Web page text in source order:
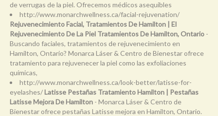
de verrugas de la piel. Ofrecemos médicos asequibles
http://www.monarchwellness.ca/facial-rejuvenation/
Rejuvenecimiento Facial, Tratamientos De Hamilton | El
Rejuvenecimiento De La Piel Tratamientos De Hamilton, Ontario -
Buscando faciales, tratamientos de rejuvenecimiento en
Hamilton, Ontario? Monarca Láser & Centro de Bienestar ofrece
tratamiento para rejuvenecer la piel como las exfoliaciones
químicas,
http://www.monarchwellness.ca/look-better/latisse-for-
eyelashes/Latisse Pestañas Tratamiento Hamilton | Pestañas
Latisse Mejora De Hamilton - Monarca Láser & Centro de
Bienestar ofrece pestañas Latisse mejora en Hamilton, Ontario.